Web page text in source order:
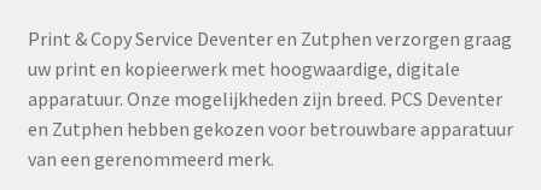
Print & Copy Service Deventer en Zutphen verzorgen graag
uw print en kopieerwerk met hoogwaardige, digitale
apparatuur. Onze mogelijkheden zijn breed. PCS Deventer
en Zutphen hebben gekozen voor betrouwbare apparatuur
van een gerenommeerd merk.